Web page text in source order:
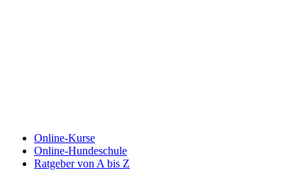
Online-Kurse
Online-Hundeschule
Ratgeber von A bis Z